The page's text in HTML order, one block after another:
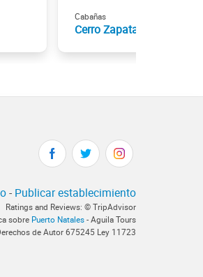
Cabañas
Cerro Zapata
- Publicar establecimiento
Ratings and Reviews: © TripAdvisor
sobre Puerto Natales - Aguila Tours
de Autor 675245 Ley 11723